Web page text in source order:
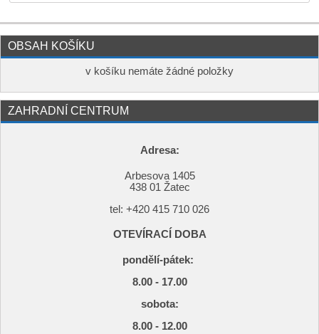
OBSAH KOŠÍKU
v košíku nemáte žádné položky
ZAHRADNÍ CENTRUM
Adresa:
Arbesova 1405
438 01 Žatec
tel: +420 415 710 026
OTEVÍRACÍ DOBA
pondělí-pátek:
8.00 - 17.00
sobota:
8.00 - 12.00